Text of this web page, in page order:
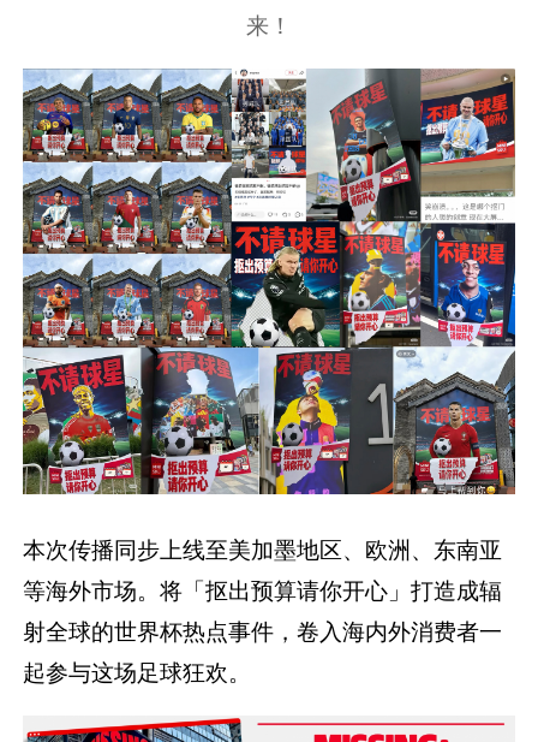
来！
本次传播同步上线至美加墨地区、欧洲、东南亚
等海外市场。将「抠出预算请你开心」打造成辐
射全球的世界杯热点事件，卷入海内外消费者一
起参与这场足球狂欢。